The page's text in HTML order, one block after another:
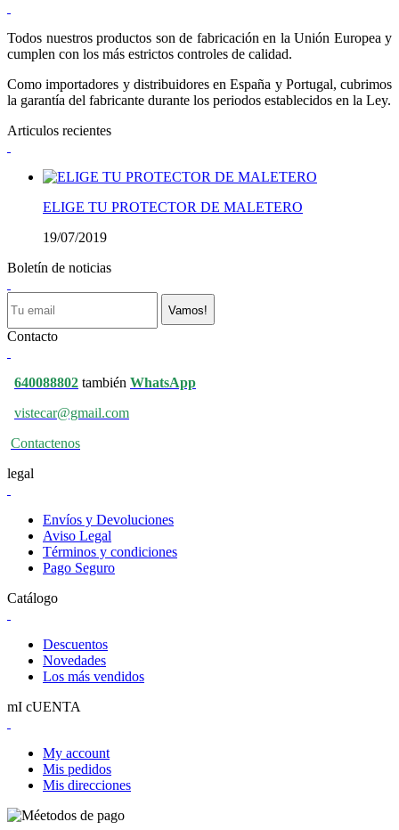
Todos nuestros productos son de fabricación en la Unión Europea y
cumplen con los más estrictos controles de calidad.
Como importadores y distribuidores en España y Portugal, cubrimos
la garantía del fabricante durante los periodos establecidos en la Ley.
Articulos recientes
ELIGE TU PROTECTOR DE MALETERO
19/07/2019
Boletín de noticias
Vamos!
Contacto
640088802 también WhatsApp
vistecar@gmail.com
Contactenos
legal
Envíos y Devoluciones
Aviso Legal
Términos y condiciones
Pago Seguro
Catálogo
Descuentos
Novedades
Los más vendidos
mI cUENTA
My account
Mis pedidos
Mis direcciones